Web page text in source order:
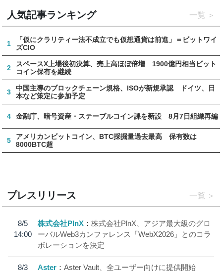
人気記事ランキング 一覧
1
「仮にクラリティー法不成立でも仮想通貨は前進」＝ビットワイ
ズCIO
2
スペースX上場後初決算、売上高ほぼ倍増 1900億円相当ビット
コイン保有を継続
3
中国主導のブロックチェーン規格、ISOが新規承認 ドイツ、日
本など策定に参加予定
4 金融庁、暗号資産・ステーブルコイン課を新設 8月7日組織再編
5
アメリカンビットコイン、BTC採掘量過去最高 保有数は
8000BTC超
プレスリリース 一覧
8/5
14:00
株式会社PlnX
株式会社PlnX、アジア最大級のグロ
ーバルWeb3カンファレンス「WebX2026」とのコラ
ボレーションを決定
8/3
Aster Aster Vault、全ユーザー向けに提供開始